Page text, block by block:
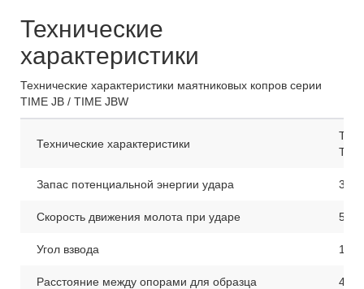
Технические
характеристики
Технические характеристики маятниковых копров серии
TIME JB / TIME JBW
Технические характеристики
Запас потенциальной энергии удара
Скорость движения молота при ударе 5.2
Угол взвода 150°
Расстояние между опорами для образца 40